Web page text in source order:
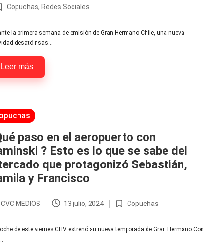
Copuchas, Redes Sociales
la primera semana de emisión de Gran Hermano Chile, una nueva
desató risas…
Leer más
paso en el aeropuerto con
? Esto es lo que se sabe del
que protagonizó Sebastián,
y Francisco
CVC MEDIOS 13 julio, 2024
Publicada
Copuchas
de este viernes CHV estrenó su nueva temporada de Gran Hermano Con